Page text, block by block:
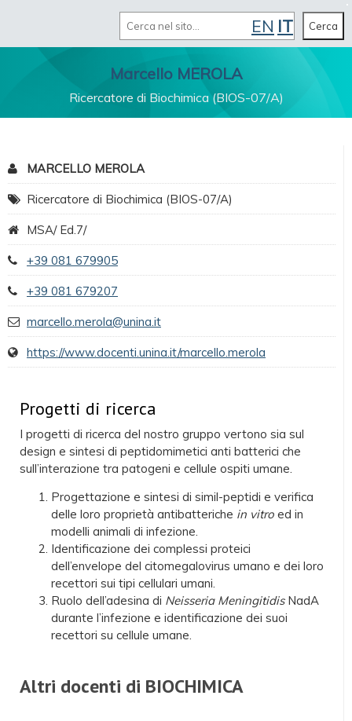
Cerca
Marcello MEROLA
Ricercatore di Biochimica (BIOS-07/A)
MARCELLO MEROLA
Ricercatore di Biochimica (BIOS-07/A)
MSA/ Ed.7/
+39 081 679905
+39 081 679207
marcello.merola@unina.it
https://www.docenti.unina.it/marcello.merola
Progetti di ricerca
I progetti di ricerca del nostro gruppo vertono sia sul
design e sintesi di peptidomimetici anti batterici che
sull’interazione tra patogeni e cellule ospiti umane.
Progettazione e sintesi di simil-peptidi e verifica
delle loro proprietà antibatteriche in vitro ed in
modelli animali di infezione.
Identificazione dei complessi proteici
dell’envelope del citomegalovirus umano e dei loro
recettori sui tipi cellulari umani.
Ruolo dell’adesina di Neisseria MeningitidisNadA
durante l’infezione e identificazione dei suoi
recettori su cellule umane.
Altri docenti di BIOCHIMICA
EN IT